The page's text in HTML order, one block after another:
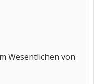
Wesentlichen von